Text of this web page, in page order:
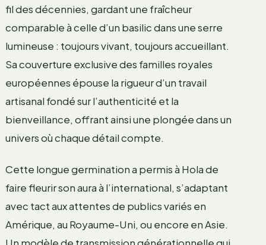
fil des décennies, gardant une fraîcheur
comparable à celle d’un basilic dans une serre
lumineuse : toujours vivant, toujours accueillant.
Sa couverture exclusive des familles royales
européennes épouse la rigueur d’un travail
artisanal fondé sur l’authenticité et la
bienveillance, offrant ainsi une plongée dans un
univers où chaque détail compte.
Cette longue germination a permis à Hola de
faire fleurir son aura à l’international, s’adaptant
avec tact aux attentes de publics variés en
Amérique, au Royaume-Uni, ou encore en Asie.
Un modèle de transmission générationnelle qui